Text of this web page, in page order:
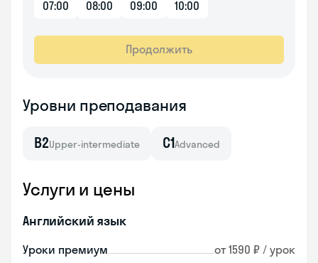
07:00 08:00 09:00 10:00
Продолжить
Уровни преподавания
B2Upper-intermediate C1Advanced
Услуги и цены
Английский язык
Уроки премиум от 1590 ₽ / урок